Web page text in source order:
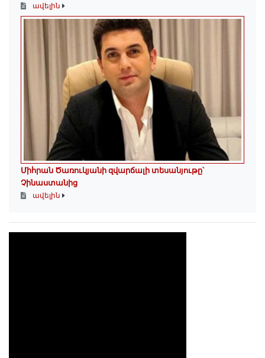
ավելին
Միհրան Ծառուկյանի զվարճալի տեսանյութը՝
Չինաստանից
ավելին